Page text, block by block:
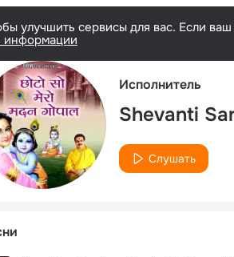
улучшить сервисы для вас. Если
информации
Исполнитель
Shevanti
Слушать